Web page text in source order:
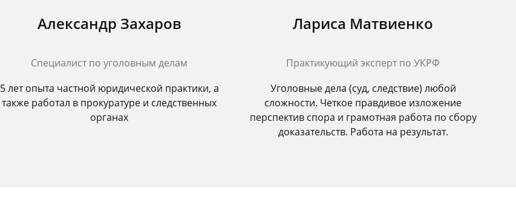
Александр Захаров
Специалист по уголовным делам
5 лет опыта частной юридической практики, а
также работал в прокуратуре и следственных
органах
Лариса Матвиенко
Практикующий эксперт по УКРФ
Уголовные дела (суд, следствие) любой
сложности. Четкое правдивое изложение
перспектив спора и грамотная работа по сбору
доказательств. Работа на результат.